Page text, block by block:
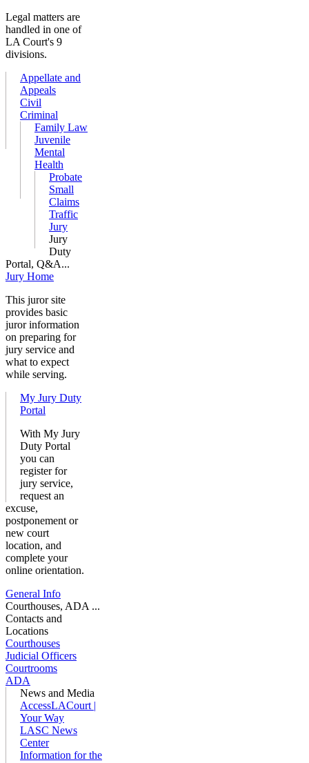
Legal matters are
handled in one of
LA Court's 9
divisions.
Appellate and
Appeals
Civil
Criminal
Family Law
Juvenile
Mental
Health
Probate
Small
Claims
Traffic
Jury
Jury
Duty
Portal, Q&A...
Jury Home
This juror site
provides basic
juror information
on preparing for
jury service and
what to expect
while serving.
My Jury Duty
Portal
With My Jury
Duty Portal
you can
register for
jury service,
request an
excuse,
postponement or
new court
location, and
complete your
online orientation.
General Info
Courthouses, ADA ...
Contacts and
Locations
Courthouses
Judicial Officers
Courtrooms
ADA
News and Media
AccessLACourt |
Your Way
LASC News
Center
Information for the